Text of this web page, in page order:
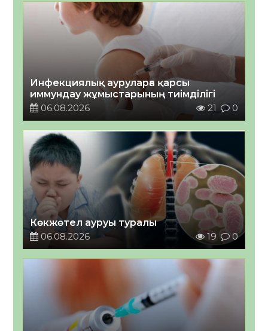
Инфекциялық ауруларға қарсы
иммундау жұмыстарының тиімділігі
06.08.2026
21 0
Көкжөтел ауруы туралы
06.08.2026
19 0